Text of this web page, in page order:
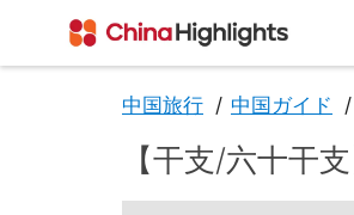
中国旅行 中国ガイド
【干支/六十干